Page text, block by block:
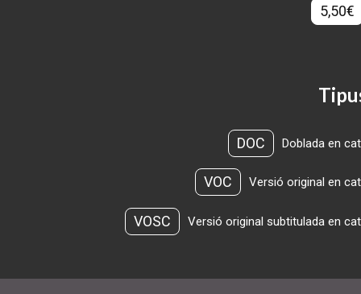
5,50€
DOC Doblada en
VOC Versió original en
VOSC Versió original subtitulada en